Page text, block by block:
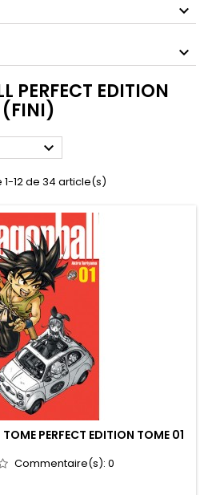
PERFECT EDITION
(FINI)

12 de 34 article(s)
PERFECT EDITION TOME 01
Commentaire(s): 0